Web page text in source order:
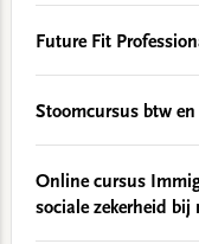
Future Fit
Stoomcursus btw
Online cursus
sociale zekerheid bij